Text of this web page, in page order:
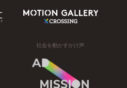
社会を動かすかけ声